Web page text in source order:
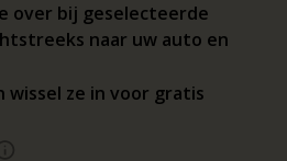
over bij geselecteerde
naar uw auto en
wissel ze in voor gratis